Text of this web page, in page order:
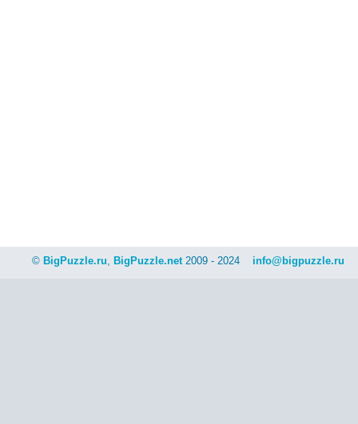
© BigPuzzle.ru, BigPuzzle.net2009 - 2024 info@bigpuzzle.ru